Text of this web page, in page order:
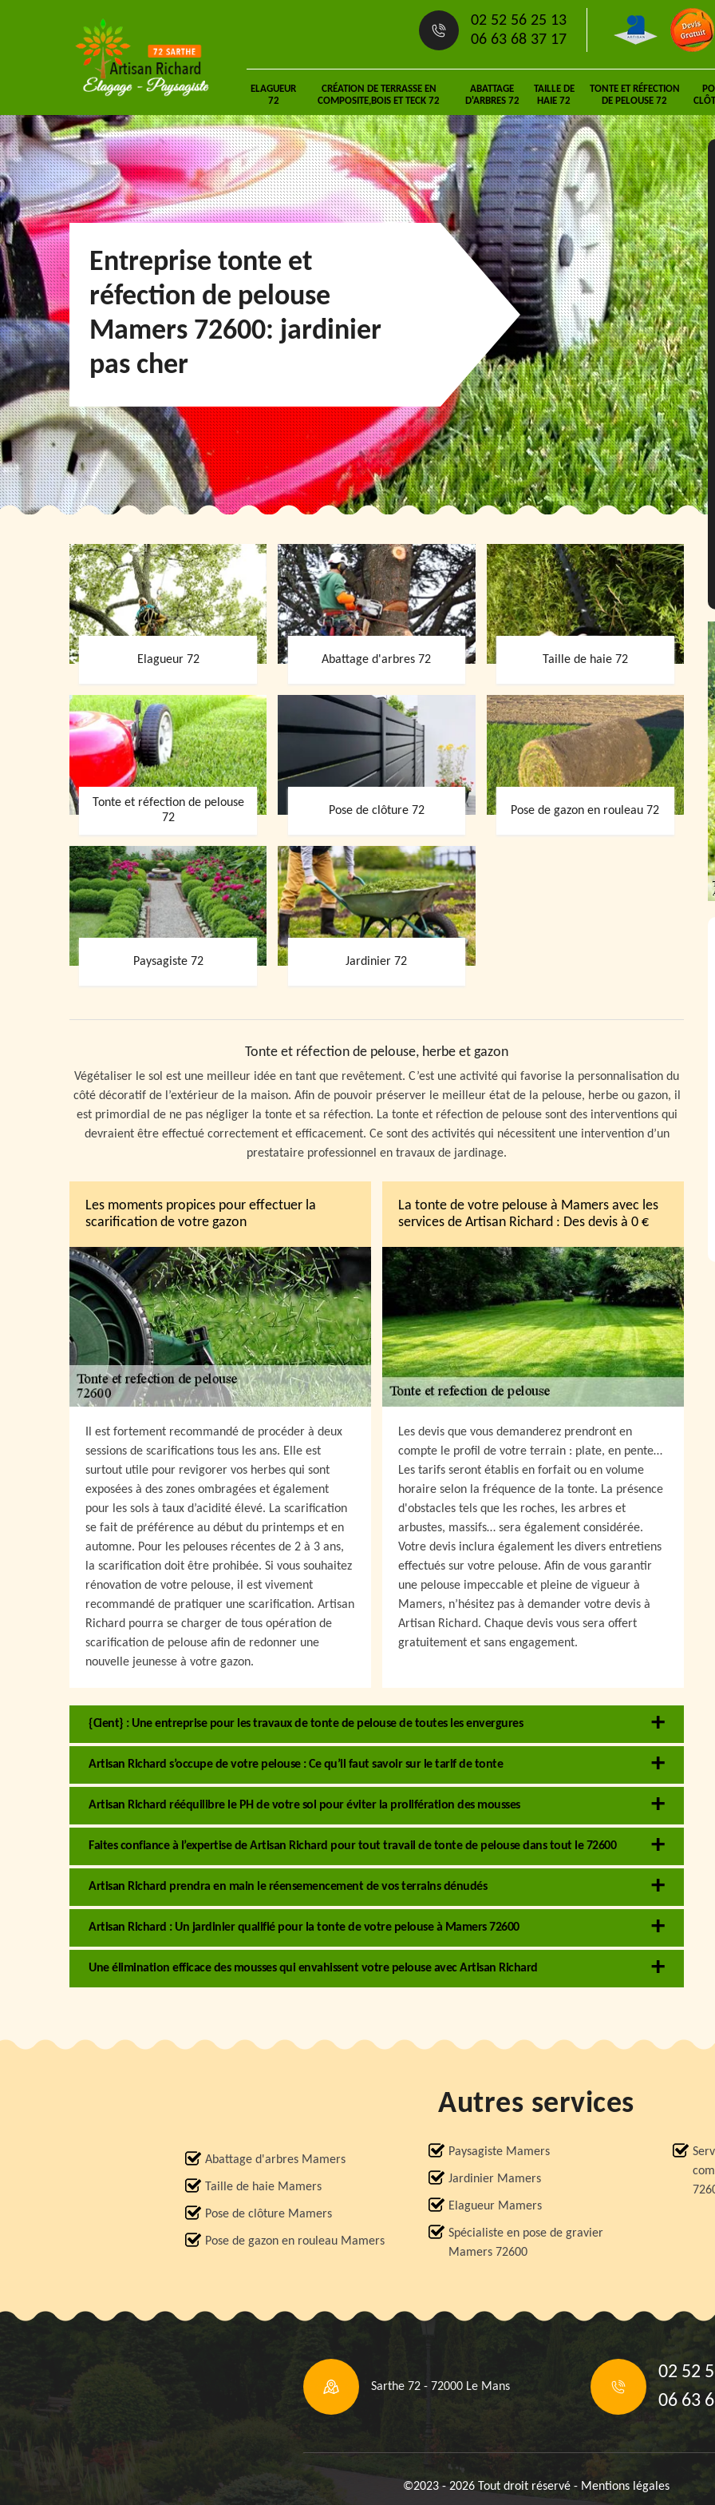
02 52 56 25 13
06 63 68 37 17
ELAGUEUR
72
CRÉATION DE TERRASSE EN
COMPOSITE,BOIS ET TECK 72
ABATTAGE
D'ARBRES 72
TAILLE DE
HAIE 72
TONTE ET RÉFECTION
DE PELOUSE 72
Entreprise tonte et
réfection de pelouse
Mamers 72600: jardinier
pas cher
Elagueur 72 Abattage d'arbres 72 Taille de haie 72
Tonte et réfection de pelouse
72
Pose de clôture 72 Pose de gazon en rouleau 72
Paysagiste 72 Jardinier 72
Tonte et réfection de pelouse, herbe et gazon
Végétaliser le sol est une meilleur idée en tant que revêtement. C’est une activité qui favorise la personnalisation du
côté décoratif de l’extérieur de la maison. Afin de pouvoir préserver le meilleur état de la pelouse, herbe ou gazon, il
est primordial de ne pas négliger la tonte et sa réfection. La tonte et réfection de pelouse sont des interventions qui
devraient être effectué correctement et efficacement. Ce sont des activités qui nécessitent une intervention d’un
prestataire professionnel en travaux de jardinage.
Les moments propices pour effectuer la
scarification de votre gazon
Il est fortement recommandé de procéder à deux
sessions de scarifications tous les ans. Elle est
surtout utile pour revigorer vos herbes qui sont
exposées à des zones ombragées et également
pour les sols à taux d’acidité élevé. La scarification
se fait de préférence au début du printemps et en
automne. Pour les pelouses récentes de 2 à 3 ans,
la scarification doit être prohibée. Si vous souhaitez
rénovation de votre pelouse, il est vivement
recommandé de pratiquer une scarification. Artisan
Richard pourra se charger de tous opération de
scarification de pelouse afin de redonner une
nouvelle jeunesse à votre gazon.
La tonte de votre pelouse à Mamers avec les
services de Artisan Richard : Des devis à 0 €
Les devis que vous demanderez prendront en
compte le profil de votre terrain : plate, en pente…
Les tarifs seront établis en forfait ou en volume
horaire selon la fréquence de la tonte. La présence
d'obstacles tels que les roches, les arbres et
arbustes, massifs… sera également considérée.
Votre devis inclura également les divers entretiens
effectués sur votre pelouse. Afin de vous garantir
une pelouse impeccable et pleine de vigueur à
Mamers, n’hésitez pas à demander votre devis à
Artisan Richard. Chaque devis vous sera offert
gratuitement et sans engagement.
{Cient} : Une entreprise pour les travaux de tonte de pelouse de toutes les envergures
Artisan Richard s’occupe de votre pelouse : Ce qu’il faut savoir sur le tarif de tonte
Artisan Richard rééquilibre le PH de votre sol pour éviter la prolifération des mousses
Faites confiance à l’expertise de Artisan Richard pour tout travail de tonte de pelouse dans tout le 72600
Artisan Richard prendra en main le réensemencement de vos terrains dénudés
Artisan Richard : Un jardinier qualifié pour la tonte de votre pelouse à Mamers 72600
Une élimination efficace des mousses qui envahissent votre pelouse avec Artisan Richard
Autres services
Abattage d'arbres Mamers
Taille de haie Mamers
Pose de clôture Mamers
Pose de gazon en rouleau Mamers
Paysagiste Mamers
Jardinier Mamers
Elagueur Mamers
Spécialiste en pose de gravier
Mamers 72600
Sarthe 72 - 72000 Le Mans
02 52
06 63
©2023 - 2026 Tout droit réservé - Mentions légales